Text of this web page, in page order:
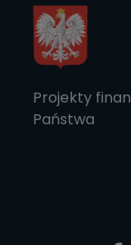
Projekty
Państwa